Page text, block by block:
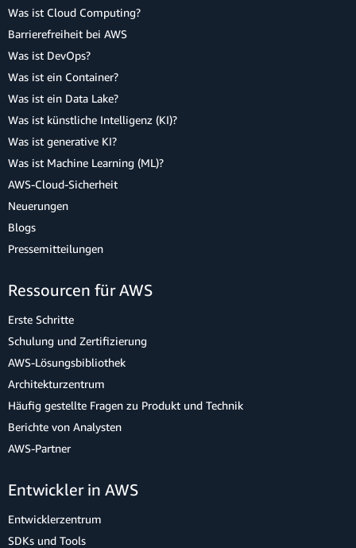
Was ist Cloud Computing?
Barrierefreiheit bei AWS
Was ist DevOps?
Was ist ein Container?
Was ist ein Data Lake?
Was ist künstliche Intelligenz (KI)?
Was ist generative KI?
Was ist Machine Learning (ML)?
AWS-Cloud-Sicherheit
Neuerungen
Blogs
Pressemitteilungen
Ressourcen für AWS
Erste Schritte
Schulung und Zertifizierung
AWS-Lösungsbibliothek
Architekturzentrum
Häufig gestellte Fragen zu Produkt und Technik
Berichte von Analysten
AWS-Partner
Entwickler in AWS
Entwicklerzentrum
SDKs und Tools